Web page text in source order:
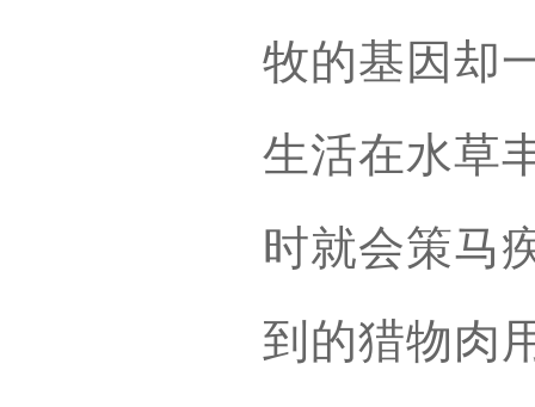
牧的基因却
生活在水草
时就会策马
到的猎物肉